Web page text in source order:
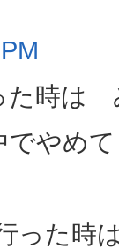
た時は
でやめ
った時